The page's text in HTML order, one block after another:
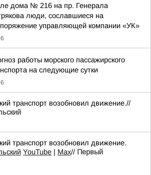
дома № 216 на пр. Генерала
люди, сославшиеся на
управляющей компании «УК»
работы морского пассажирского
на следующие сутки
транспорт возобновил движение.//
транспорт возобновил движение.
YouTube | Max// Первый